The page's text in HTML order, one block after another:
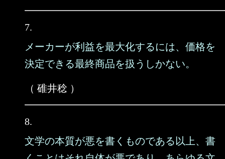
7.
メーカーが利益を最大化するには、価格を
決定できる最終商品を扱うしかない。
（ 碓井稔 ）
8.
文学の本質が悪を書くものである以上、書